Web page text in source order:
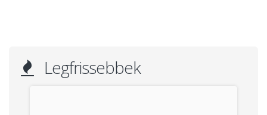
Legfrissebbek